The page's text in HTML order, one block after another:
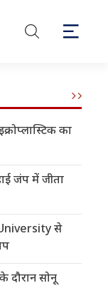
का
जंप में जीता
से
दौरान सोनू